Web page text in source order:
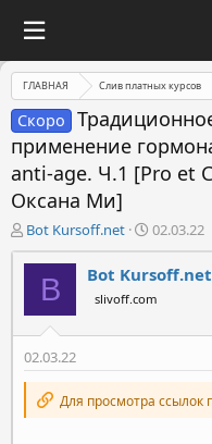
ГЛАВНАЯ Слив платных курсов
Скоро
применение
anti-age. Ч.1 [Pro et
Оксана Ми]
А
в
т
м
ы
Bot Kursoff.net
Д
а
т
а
н
а
а
02.03.22
B Bot Kursoff.net
slivoff.com
02.03.22
Для просмотра ссылок